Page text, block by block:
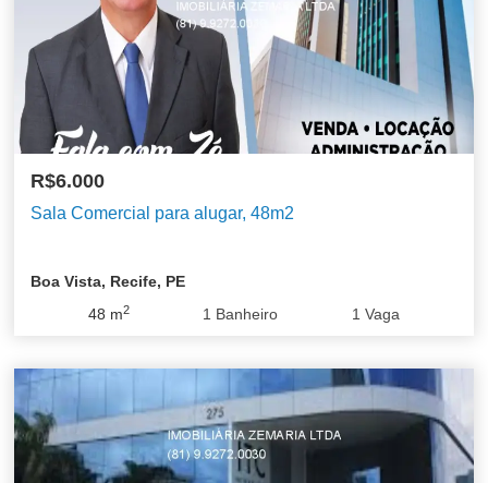
R$6.000
Sala Comercial para alugar, 48m2
Boa Vista, Recife, PE
48 m2 1 Banheiro 1 Vaga